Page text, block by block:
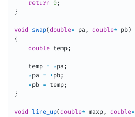
return 0;
}
void swap(double* pa , double* pb )
{
double temp;
	temp
= *pa ;
*pa = *pb;
*pb = temp;
}
void line_up(double* maxp, double*